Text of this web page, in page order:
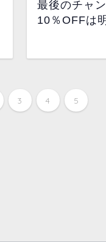
最後のチャ
10％OFFは
3 4 5